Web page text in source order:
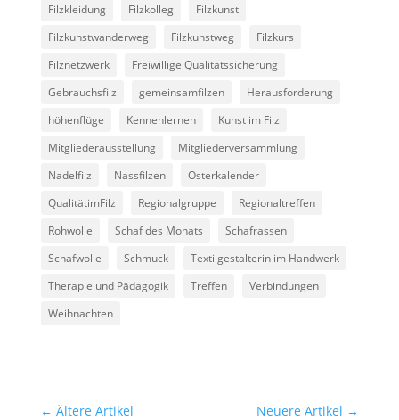
Filzkleidung
Filzkolleg
Filzkunst
Filzkunstwanderweg
Filzkunstweg
Filzkurs
Filznetzwerk
Freiwillige Qualitätssicherung
Gebrauchsfilz
gemeinsamfilzen
Herausforderung
höhenflüge
Kennenlernen
Kunst im Filz
Mitgliederausstellung
Mitgliederversammlung
Nadelfilz
Nassfilzen
Osterkalender
QualitätimFilz
Regionalgruppe
Regionaltreffen
Rohwolle
Schaf des Monats
Schafrassen
Schafwolle
Schmuck
Textilgestalterin im Handwerk
Therapie und Pädagogik
Treffen
Verbindungen
Weihnachten
← Ältere Artikel Neuere Artikel →